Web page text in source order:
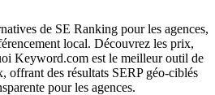
de SE Ranking pour les agences,
local. Découvrez les prix,
Keyword.com est le meilleur outil de
offrant des résultats SERP géo-ciblés
pour les agences.